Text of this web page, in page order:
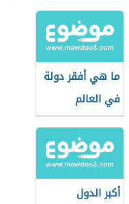
ما هي أفقر دولة
في العالم
أكبر الدول